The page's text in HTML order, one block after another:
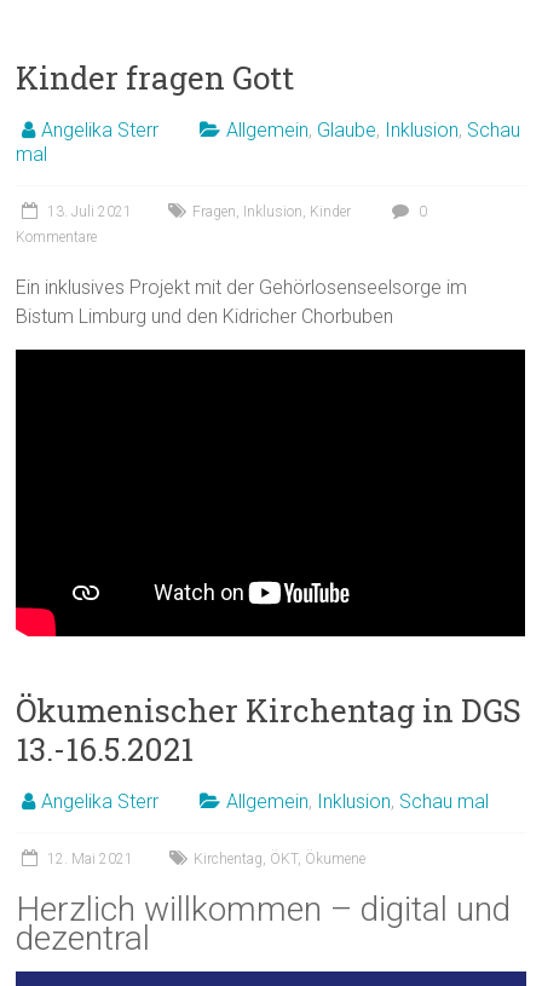
Kinder fragen Gott
Angelika Sterr Allgemein, Glaube, Inklusion, Schau
mal
13. Juli 2021 Fragen, Inklusion, Kinder
0
Kommentare
Ein inklusives Projekt mit der Gehörlosenseelsorge im
Bistum Limburg und den Kidricher Chorbuben
Ökumenischer Kirchentag in DGS
13.-16.5.2021
Angelika Sterr Allgemein, Inklusion, Schau mal
12. Mai 2021 Kirchentag, ÖKT, Ökumene
Herzlich willkommen – digital und
dezentral